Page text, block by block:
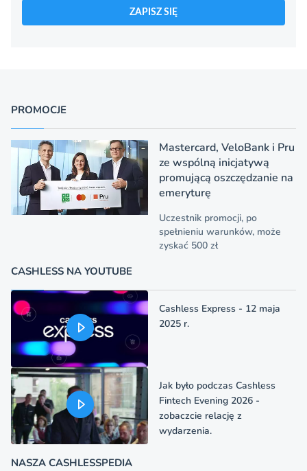
ZAPISZ SIĘ
PROMOCJE
Mastercard, VeloBank i Pru
ze wspólną inicjatywą
promującą oszczędzanie na
emeryturę
Uczestnik promocji, po
spełnieniu warunków, może
zyskać 500 zł
CASHLESS NA YOUTUBE
Cashless Express - 12 maja
2025 r.
Jak było podczas Cashless
Fintech Evening 2026 -
zobaczcie relację z
wydarzenia.
NASZA CASHLESSPEDIA